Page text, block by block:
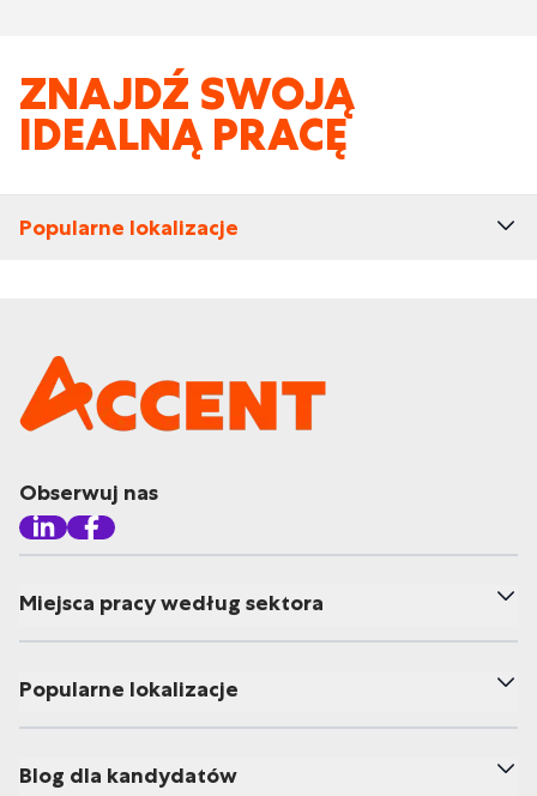
ZNAJDŹ SWOJĄ
IDEALNĄ PRACĘ
Popularne lokalizacje
Obserwuj nas
Miejsca pracy według sektora
Popularne lokalizacje
Blog dla kandydatów